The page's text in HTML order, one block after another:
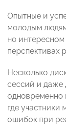
Опытные и
молодым
но
перспективах
Несколько
сессий и даже
одновременно
где участники
ошибок при